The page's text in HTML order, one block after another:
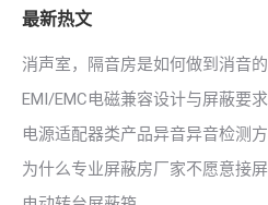
最新热文
消声室，隔音房是如何做到消音的
EMI/EMC电磁兼容设计与屏蔽要求
电源适配器类产品异音异音检测
为什么专业屏蔽房厂家不愿意接